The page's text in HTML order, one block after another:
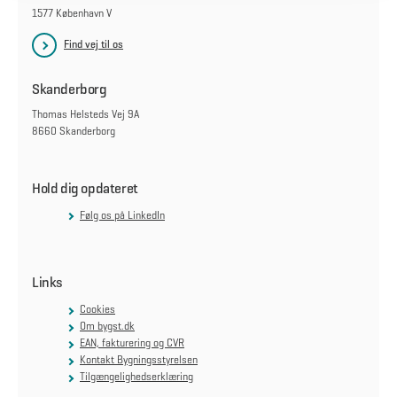
1577 København V
Find vej til os
Skanderborg
Thomas Helsteds Vej 9A
8660 Skanderborg
Hold dig opdateret
Følg os på LinkedIn
Links
Cookies
Om bygst.dk
EAN, fakturering og CVR
Kontakt Bygningsstyrelsen
Tilgængelighedserklæring